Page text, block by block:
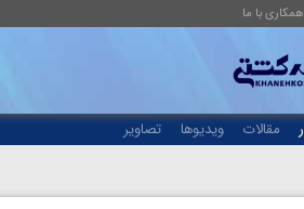
همکاری با ما
مقالات ویدیوها تصاویر